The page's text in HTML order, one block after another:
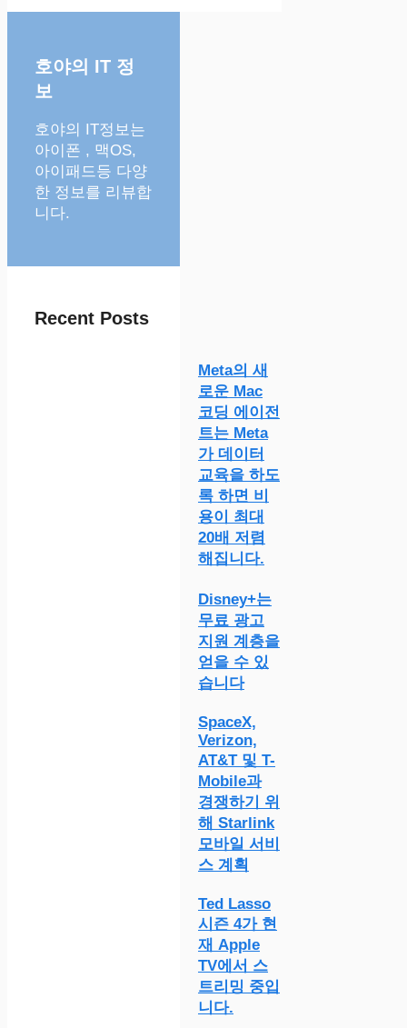
호야의 IT 정
보
호야의 IT정보는
아이폰 , 맥OS,
아이패드등 다양
한 정보를 리뷰합
니다.
Recent Posts
Meta의 새
로운 Mac
코딩 에이전
트는 Meta
가 데이터
교육을 하도
록 하면 비
용이 최대
20배 저렴
해집니다.
Disney+는
무료 광고
지원 계층을
얻을 수 있
습니다
SpaceX,
Verizon,
AT&T 및 T-
Mobile과
경쟁하기 위
해 Starlink
모바일 서비
스 계획
Ted Lasso
시즌 4가 현
재 Apple
TV에서 스
트리밍 중입
니다.